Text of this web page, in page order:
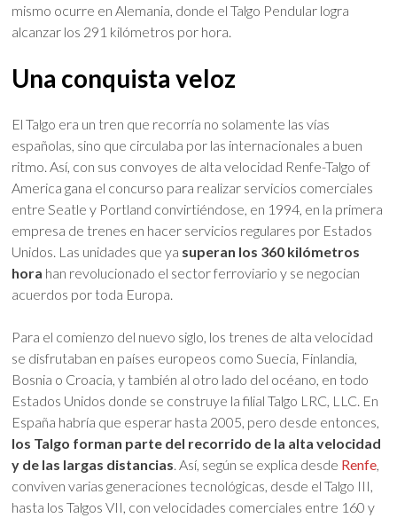
mismo ocurre en Alemania, donde el Talgo Pendular logra
alcanzar los 291 kilómetros por hora.
Una conquista veloz
El Talgo era un tren que recorría no solamente las vías
españolas, sino que circulaba por las internacionales a buen
ritmo. Así, con sus convoyes de alta velocidad Renfe-Talgo of
America gana el concurso para realizar servicios comerciales
entre Seatle y Portland convirtiéndose, en 1994, en la primera
empresa de trenes en hacer servicios regulares por Estados
Unidos. Las unidades que ya superan los 360 kilómetros
hora han revolucionado el sector ferroviario y se negocian
acuerdos por toda Europa.
Para el comienzo del nuevo siglo, los trenes de alta velocidad
se disfrutaban en países europeos como Suecia, Finlandia,
Bosnia o Croacia, y también al otro lado del océano, en todo
Estados Unidos donde se construye la filial Talgo LRC, LLC. En
España habría que esperar hasta 2005, pero desde entonces,
los Talgo forman parte del recorrido de la alta velocidad
y de las largas distancias. Así, según se explica desde Renfe,
conviven varias generaciones tecnológicas, desde el Talgo III,
hasta los Talgos VII, con velocidades comerciales entre 160 y